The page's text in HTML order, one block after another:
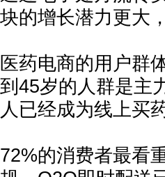
块的增长潜力更大
医药电商的用户群
到45岁的人群是主
人已经成为线上买
72%的消费者最看